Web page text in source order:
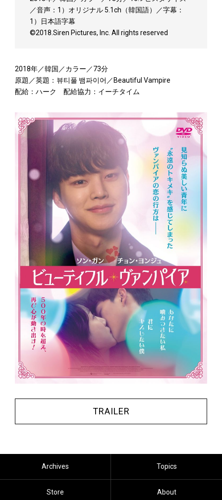
／音声：1）オリジナル 5.1ch（韓国語）／字幕：
1）日本語字幕
©2018.Siren Pictures, Inc. All rights reserved
2018年／韓国／カラー／73分
原題／英題：뷰티풀 뱀파이어／Beautiful Vampire
配給：ハーク 配給協力：イーチタイム
TRAILER
Archives Topics
Store About